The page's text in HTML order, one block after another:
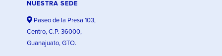
NUESTRA SEDE
Paseo de la Presa 103,
Centro, C.P. 36000,
Guanajuato, GTO.